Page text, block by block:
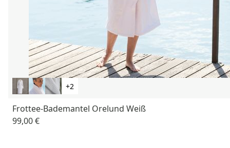
+2
Frottee-Bademantel Orelund Weiß
99,00 €